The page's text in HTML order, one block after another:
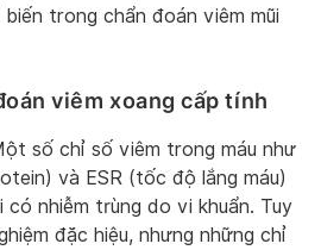
trong chẩn đoán viêm mũi
viêm xoang cấp tính
số chỉ số viêm trong máu như
và ESR (tốc độ lắng máu)
nhiễm trùng do vi khuẩn. Tuy
đặc hiệu, nhưng những chỉ